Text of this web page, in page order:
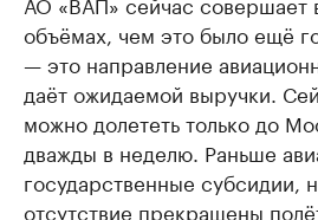
объёмах, чем это было ещё
— это направление
даёт ожидаемой выручки.
можно долететь только до
дважды в неделю. Раньше
государственные субсидии,
отсутствие прекращены